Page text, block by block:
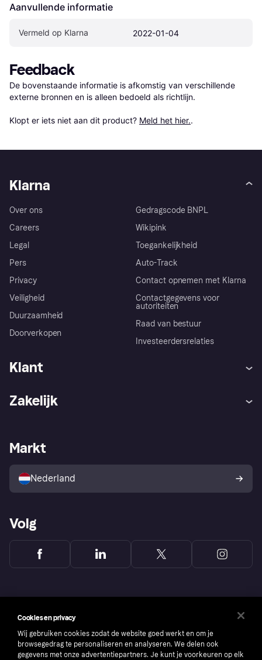
Aanvullende informatie
Vermeld op Klarna 2022-01-04
Feedback
De bovenstaande informatie is afkomstig van verschillende
externe bronnen en is alleen bedoeld als richtlijn.
Klopt er iets niet aan dit product? Meld het hier..
Klarna
Over ons
Careers
Legal
Pers
Privacy
Veiligheid
Duurzaamheid
Doorverkopen
Gedragscode BNPL
Wikipink
Toegankelijkheid
Auto-Track
Contact opnemen met Klarna
Contactgegevens voor
autoriteiten
Raad van bestuur
Investeerdersrelaties
Klant
Winkeloverzicht
Kopersbescherming voor
consumenten
Zakelijk
Zakelijke login
Markt
Nederland
Volg
Cookies en privacy
Wij gebruiken cookies zodat de website goed werkt en om je
browsegedrag te personaliseren en analyseren. We delen ook
gegevens met onze advertentiepartners. Je kunt je voorkeuren op elk